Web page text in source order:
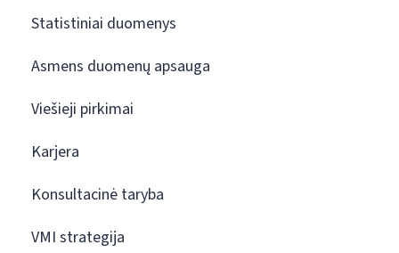
Statistiniai duomenys
Asmens duomenų apsauga
Viešieji pirkimai
Karjera
Konsultacinė taryba
VMI strategija